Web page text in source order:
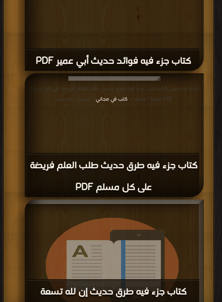
كتاب جزء فيه فوائد حديث أبي عمير PDF
كتاب جزء فيه طرق حديث طلب العلم فريضة
على كل مسلم PDF
قراءة و تحميل كتاب كتاب جزء فيه طرق حديث طلب العلم فريضة على كل مسلم
PDF مجانا | مكتبة >
كتب في مجاني | التحميل : مرة/مرات
كتاب جزء فيه طرق حديث إن لله تسعة